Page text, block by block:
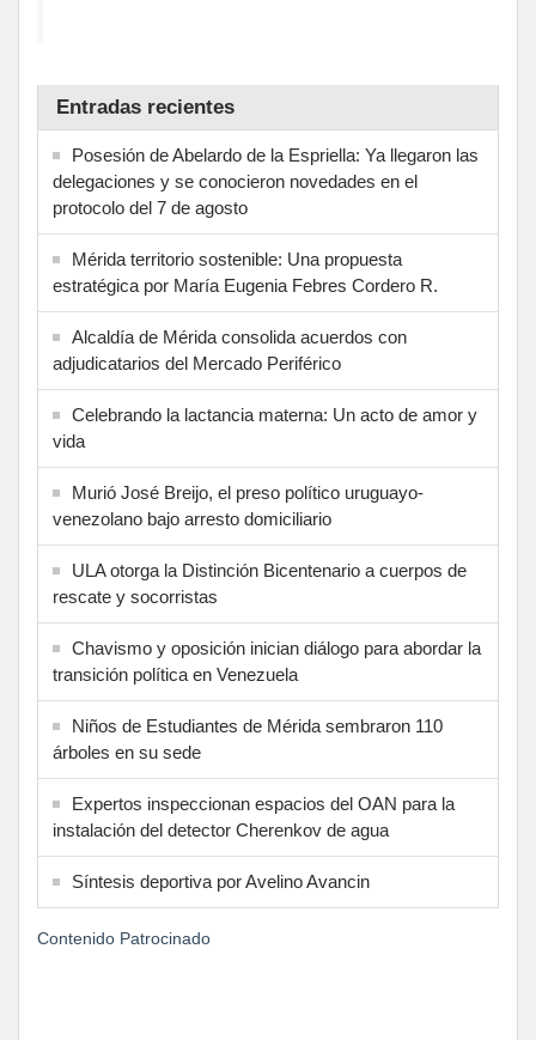
Entradas recientes
Posesión de Abelardo de la Espriella: Ya llegaron las
delegaciones y se conocieron novedades en el
protocolo del 7 de agosto
Mérida territorio sostenible: Una propuesta
estratégica por María Eugenia Febres Cordero R.
Alcaldía de Mérida consolida acuerdos con
adjudicatarios del Mercado Periférico
Celebrando la lactancia materna: Un acto de amor y
vida
Murió José Breijo, el preso político uruguayo-
venezolano bajo arresto domiciliario
ULA otorga la Distinción Bicentenario a cuerpos de
rescate y socorristas
Chavismo y oposición inician diálogo para abordar la
transición política en Venezuela
Niños de Estudiantes de Mérida sembraron 110
árboles en su sede
Expertos inspeccionan espacios del OAN para la
instalación del detector Cherenkov de agua
Síntesis deportiva por Avelino Avancin
Contenido Patrocinado